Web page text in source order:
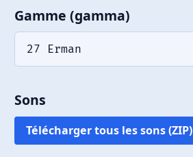
Gamme (gamma)
27 Erman
Sons
Télécharger tous les sons (ZIP)